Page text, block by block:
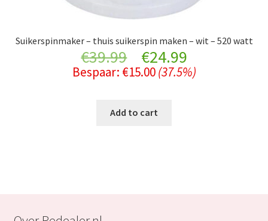
Suikerspinmaker – thuis suikerspin maken – wit – 520 watt
€39.99
Original
price
was:
€24.99Current
price
Bespaar: €15.00 (37.5%)
Add to cart